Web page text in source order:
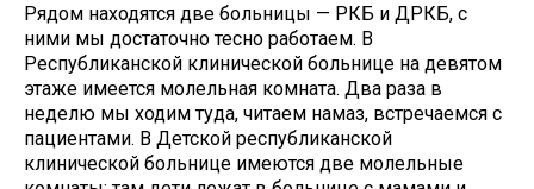
Рядом находятся две больницы — РКБ и ДРКБ, с
ними мы достаточно тесно работаем. В
Республиканской клинической больнице на девятом
этаже имеется молельная комната. Два раза в
неделю мы ходим туда, читаем намаз, встречаемся с
пациентами. В Детской республиканской
клинической больнице имеются две молельные